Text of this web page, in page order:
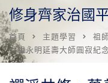
修身齊家治國
首頁 主題學習 祖
六祖永明延壽大師圓寂紀